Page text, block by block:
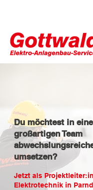
Du möchtest in
großartigen Team
umsetzen?
Jetzt als Projektleiter:in
Elektrotechnik in